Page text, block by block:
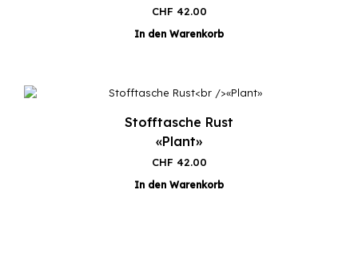
CHF 42.00
In den Warenkorb
Stofftasche Rust
«Plant»
CHF 42.00
In den Warenkorb